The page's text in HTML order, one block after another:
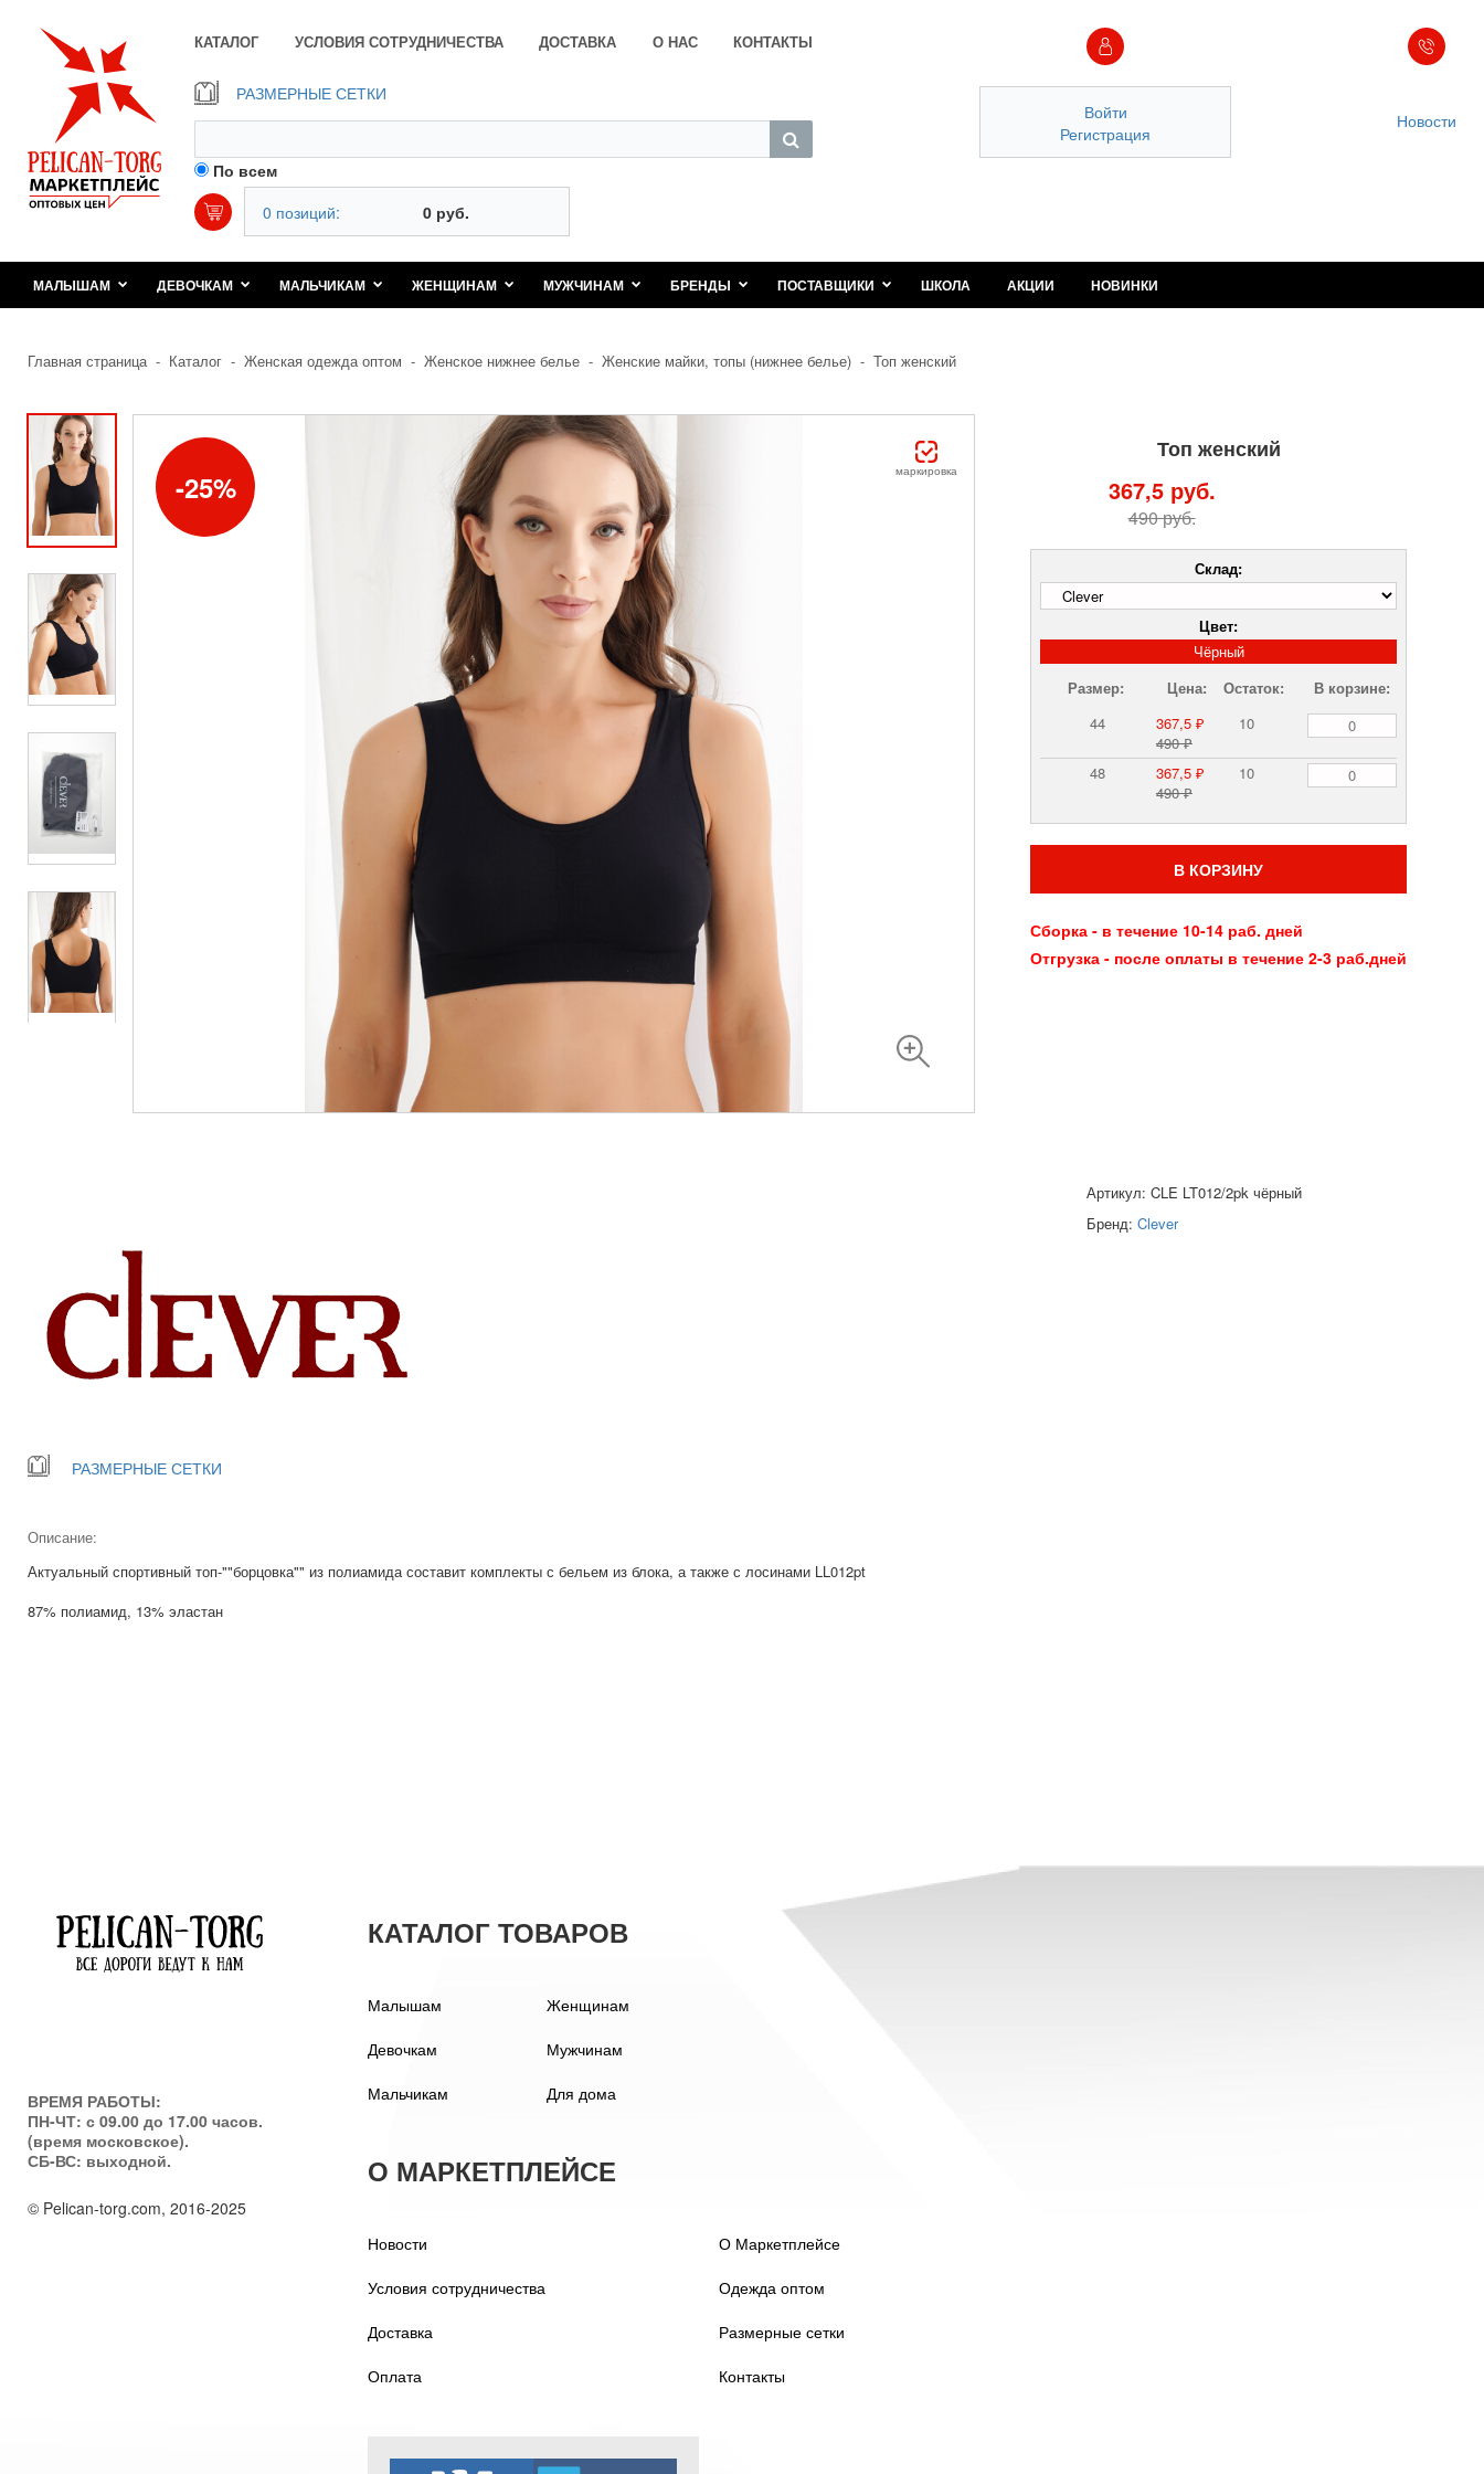
КАТАЛОГ УСЛОВИЯ СОТРУДНИЧЕСТВА ДОСТАВКА О НАС КОНТАКТЫ
РАЗМЕРНЫЕ СЕТКИ
По всем
Войти
Регистрация
0 позиций: 0 руб.
Новости
МАЛЫШАМ ДЕВОЧКАМ МАЛЬЧИКАМ ЖЕНЩИНАМ МУЖЧИНАМ БРЕНДЫ ПОСТАВЩИКИ ШКОЛА АКЦИИ НОВИНКИ
Главная страница - Каталог - Женская одежда оптом - Женское нижнее белье - Женские майки, топы (нижнее белье) - Топ женский
25 маркировка
Топ женский
490 руб.
367,5 руб.
Склад:
Цвет:
Чёрный
Размер:
Цена: Остаток:
В корзине:
44
490 ₽
367,5 ₽ 10
48
490 ₽
367,5 ₽ 10
В КОРЗИНУ
Сборка - в течение 10-14 раб. дней
Отгрузка - после оплаты в течение 2-3 раб.дней
РАЗМЕРНЫЕ СЕТКИ
Артикул: CLE LT012/2pk чёрный
Бренд: Clever
Описание:
Актуальный спортивный топ-""борцовка"" из полиамида составит комплекты с бельем из блока, а также с лосинами LL012pt
87% полиамид, 13% эластан
ВРЕМЯ РАБОТЫ:
ПН-ЧТ: с 09.00 до 17.00 часов.
(время московское).
СБ-ВС: выходной.
© Pelican-torg.com, 2016-2025
КАТАЛОГ ТОВАРОВ
Малышам
Девочкам
Мальчикам
Женщинам
Мужчинам
Для дома
О МАРКЕТПЛЕЙСЕ
Новости
Условия сотрудничества
Доставка
Оплата
О Маркетплейсе
Одежда оптом
Размерные сетки
Контакты